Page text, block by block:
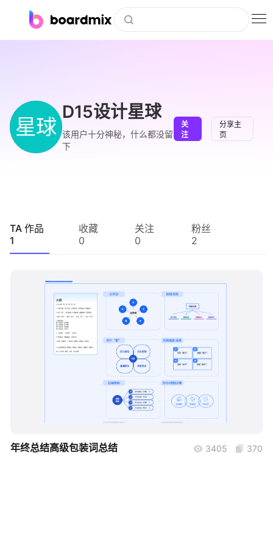
下载
会员
企业服务
知识分享社区
星球
D15设计星球
该用户十分神秘，什么都没留
下
关
注
分享主
页
TA 作品
1
收藏
0
关注
0
粉丝
2
boardmix
年终总结高级包装词总结 3405 370